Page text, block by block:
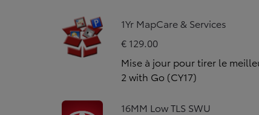
1Yr MapCare & Services
€ 129.00
Mise à jour pour tirer le
2 with Go (CY17)
16MM Low TLS SWU